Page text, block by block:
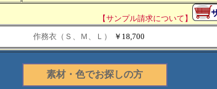
【サンプル請求について】
作務衣（Ｓ、Ｍ、Ｌ）
￥18,700
素材・色でお探しの方